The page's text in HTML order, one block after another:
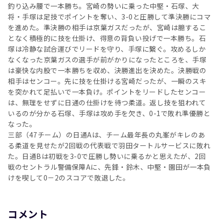
釣り込み腰で一本勝ち。宮崎の勢いに乗った中堅・石塚、大
将・手塚は足技でポイントを奪い、3-0と圧勝して準決勝にコマ
を進めた。準決勝の相手は京葉ガスだったが、宮崎は臆するこ
となく積極的に技を仕掛け、得意の背負い投げで一本勝ち。石
塚は冷静な試合運びでリードを守り、手塚に繋ぐ。攻めるしか
なくなった京葉ガスの選手が前がかりになったところを、手塚
は豪快な内股で一本勝ちを収め、決勝進出を決めた。決勝戦の
相手はセンコー。先に技を仕掛ける宮崎だったが、一瞬のスキ
を突かれて足払いで一本負け。ポイントをリードしたセンコー
は、無理をせずに日通の仕掛けを待つ柔道。返し技を狙われて
いるのが分かる石塚、手塚は攻め手を欠き、0-1で敗れ準優勝と
なった。
三部（47チーム）の日通Aは、チーム最年長の丸峯がキレのあ
る柔道を見せたが2回戦の代表戦で羽田タートルサービスに敗れ
た。日通Bは初戦を3-0で圧勝し勢いに乗るかと思えたが、2回
戦のセントラル警備保障Aに、先鋒・鈴木、中堅・園田が一本負
けを喫して0－2のスコアで敗退した。
コメント